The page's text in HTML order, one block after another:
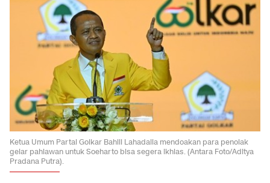
Ketua Umum Partai Golkar Bahlil Lahadalia mendoakan para penolak
gelar pahlawan untuk Soeharto bisa segera ikhlas. (Antara Foto/Aditya
Pradana Putra).